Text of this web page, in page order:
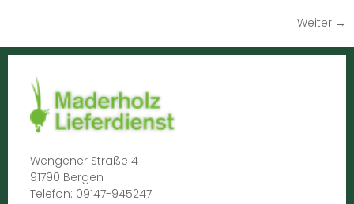
Weiter →
Wengener Straße 4
91790 Bergen
Telefon: 09147-945247